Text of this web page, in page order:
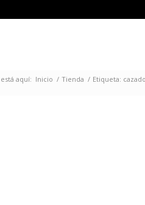
aquí: Inicio / Tienda / Etiqueta: